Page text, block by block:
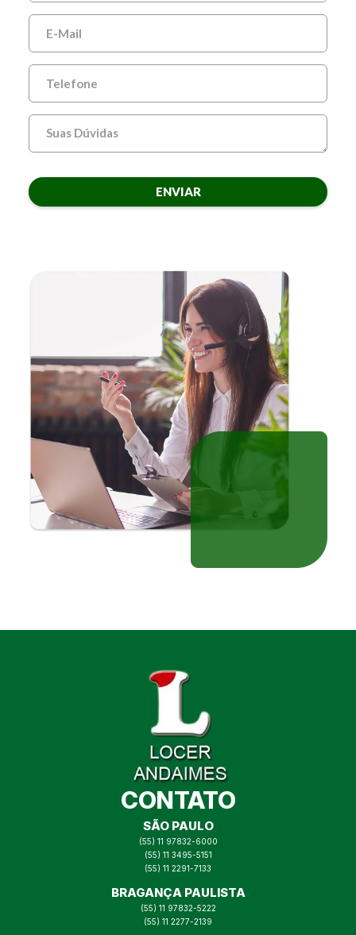
ENVIAR
CONTATO
SÃO PAULO
(55) 11 97832-6000
(55) 11 3495-5151
(55) 11 2291-7133
BRAGANÇA PAULISTA
(55) 11 97832-5222
(55) 11 2277-2139